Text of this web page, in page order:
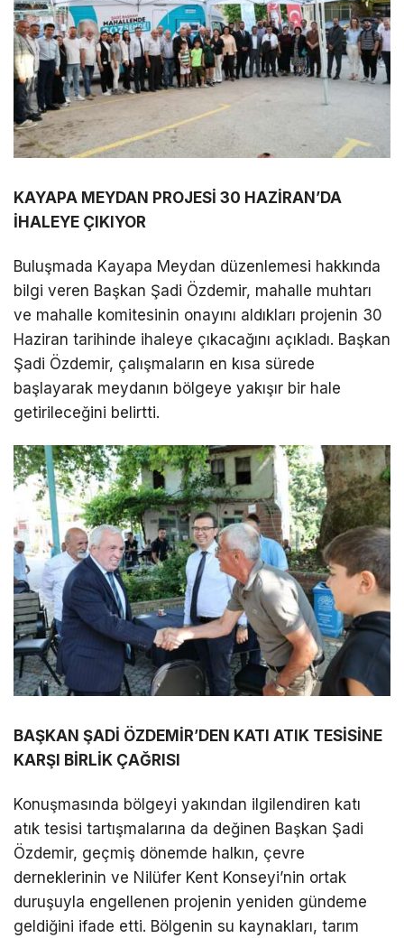
KAYAPA MEYDAN PROJESİ 30 HAZİRAN’DA
İHALEYE ÇIKIYOR
Buluşmada Kayapa Meydan düzenlemesi hakkında
bilgi veren Başkan Şadi Özdemir, mahalle muhtarı
ve mahalle komitesinin onayını aldıkları projenin 30
Haziran tarihinde ihaleye çıkacağını açıkladı. Başkan
Şadi Özdemir, çalışmaların en kısa sürede
başlayarak meydanın bölgeye yakışır bir hale
getirileceğini belirtti.
BAŞKAN ŞADİ ÖZDEMİR’DEN KATI ATIK TESİSİNE
KARŞI BİRLİK ÇAĞRISI
Konuşmasında bölgeyi yakından ilgilendiren katı
atık tesisi tartışmalarına da değinen Başkan Şadi
Özdemir, geçmiş dönemde halkın, çevre
derneklerinin ve Nilüfer Kent Konseyi’nin ortak
duruşuyla engellenen projenin yeniden gündeme
geldiğini ifade etti. Bölgenin su kaynakları, tarım